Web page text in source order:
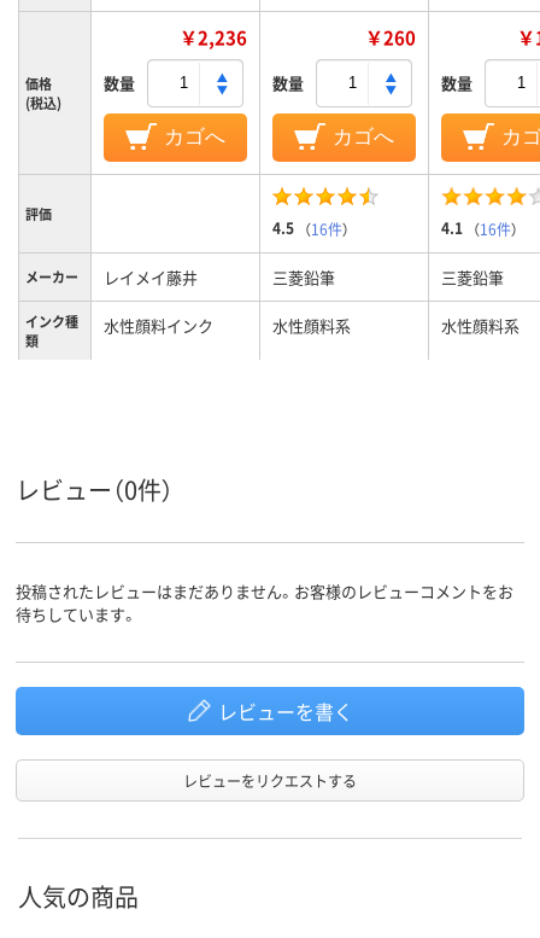
価格
(税込)
￥2,236
数量
カゴへ
￥260
数量
カゴへ
数量
カ
評価
4.5 （16件） 4.1 （16件）
メーカー レイメイ藤井 三菱鉛筆 三菱鉛筆
インク種
類
水性顔料インク 水性顔料系 水性顔料系
線の太さ 極太
ペン先形
レビュー（0件）
投稿されたレビューはまだありません。お客様のレビューコメントをお
待ちしています。
レビューを書く
レビューをリクエストする
人気の商品